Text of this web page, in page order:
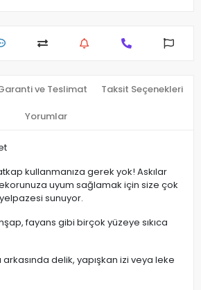
ve Teslimat Taksit Seçenekleri
Yorumlar
kullanmanıza gerek yok! Askılar
uyum sağlamak için size çok
sunuyor.
fayans gibi birçok yüzeye sıkıca
arkasında delik, yapışkan izi veya leke